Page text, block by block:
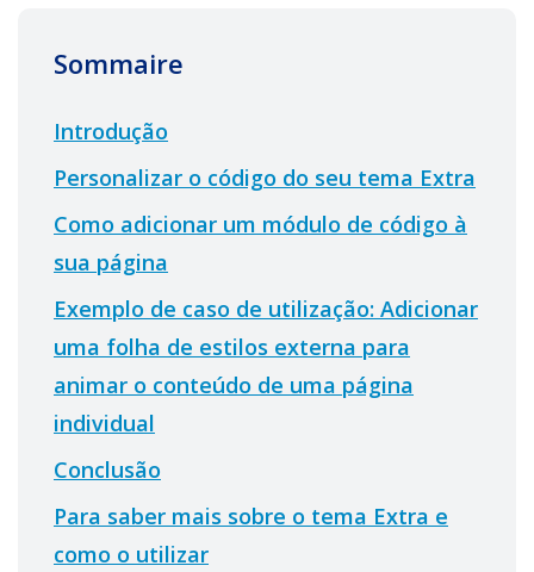
Sommaire
Introdução
Personalizar o código do seu tema Extra
Como adicionar um módulo de código à
sua página
Exemplo de caso de utilização: Adicionar
uma folha de estilos externa para
animar o conteúdo de uma página
individual
Conclusão
Para saber mais sobre o tema Extra e
como o utilizar